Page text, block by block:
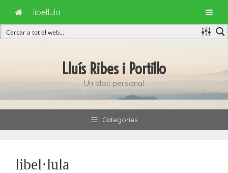
Lluís Ribes i Portillo
Un bloc personal
Categories
libel·lula
libel·lula